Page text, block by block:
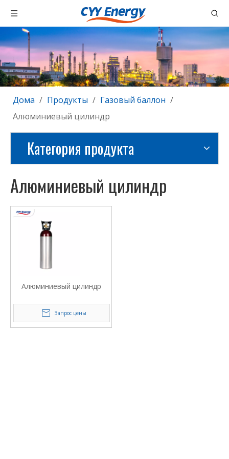
Дома / Продукты / Газовый баллон /
Алюминиевый цилиндр
Категория продукта
Алюминиевый цилиндр
Алюминиевый цилиндр
Запрос цены